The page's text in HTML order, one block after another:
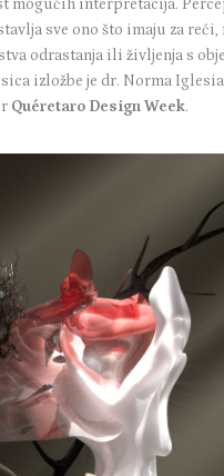
mogućih interpretacija.
sve ono što imaju za reći,
odrastanja ili življenja s
izložbe je dr. Norma
Quéretaro Design Week.